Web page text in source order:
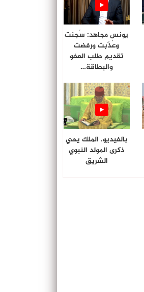
يونس مجاهد: سُجنت
وعُذّبت ورفضت
تقديم طلب العفو
والبطاقة…
بالفيديو. الملك يحي
ذكرى المولد النبوي
الشريق